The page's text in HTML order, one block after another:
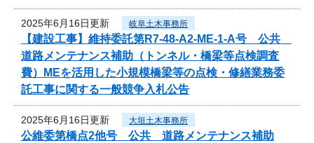
2025年6月16日更新 岐阜土木事務所
【建設工事】維持委託第R7-48-A2-ME-1-A号 公共
道路メンテナンス補助（トンネル・橋梁等点検調査
費）MEを活用した小規模橋梁等の点検・修繕業務委
託工事に関する一般競争入札公告
2025年6月16日更新 大垣土木事務所
公維委第橋点2他号 公共 道路メンテナンス補助